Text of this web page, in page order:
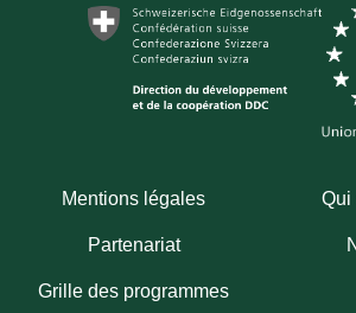
Mentions légales Qui
Partenariat
Grille des programmes